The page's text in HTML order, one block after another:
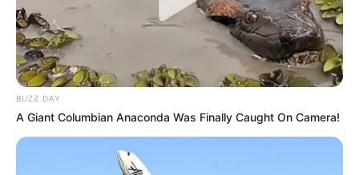
BUZZ DAY
A Giant Columbian Anaconda Was Finally Caught On Camera!